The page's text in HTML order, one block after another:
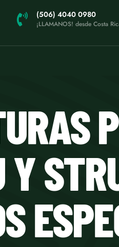
(506) 4040 0980
¡LLAMANOS! desde Costa
Y